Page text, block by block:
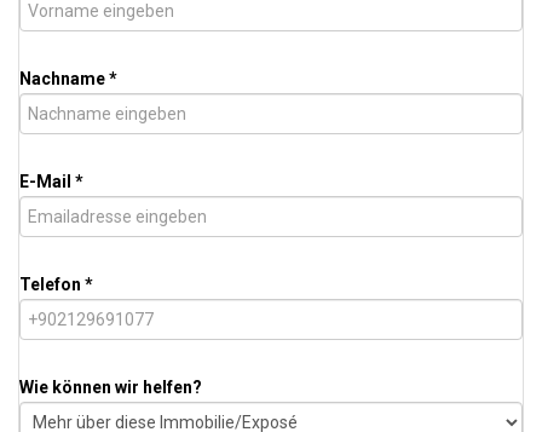
Nachname *
E-Mail *
Telefon *
Wie können wir helfen?